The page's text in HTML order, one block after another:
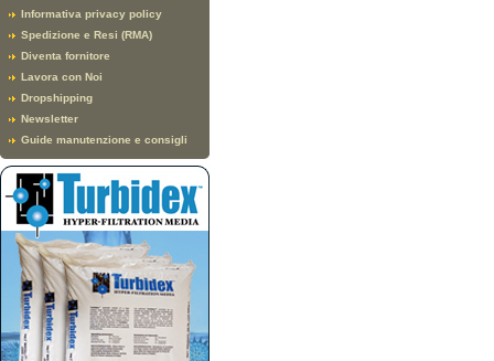
Informativa privacy policy
Spedizione e Resi (RMA)
Diventa fornitore
Lavora con Noi
Dropshipping
Newsletter
Guide manutenzione e consigli